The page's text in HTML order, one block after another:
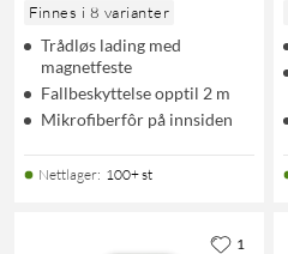
Finnes i 8 varianter
Trådløs lading med
magnetfeste
Fallbeskyttelse opptil 2 m
Mikrofiberfôr på innsiden
Nettlager: 100+ st
1